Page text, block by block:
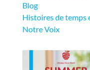
Blog
Histoires de temps
Notre Voix